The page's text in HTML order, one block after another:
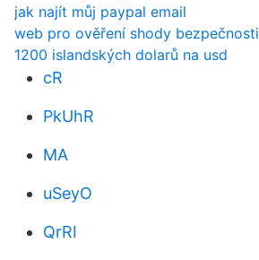
jak najít můj paypal email
web pro ověření shody bezpečnosti
1200 islandských dolarů na usd
cR
PkUhR
MA
uSeyO
QrRI